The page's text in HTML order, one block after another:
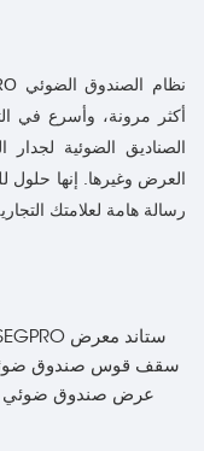
أكثر مرونة، وأسرع في
الصناديق الضوئية لجدار
العرض وغيرها. إنها حلول
رسالة هامة لعلامتك
سقف قوس صندوق ضوئي